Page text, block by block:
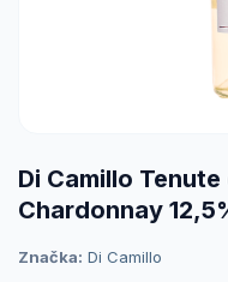
Di Camillo
Chardonnay
Značka: Di Camillo